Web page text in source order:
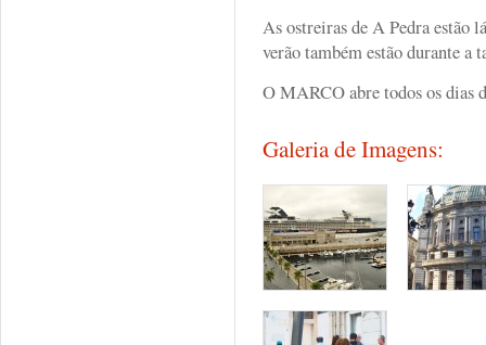
As ostreiras de A Pedra estão
verão também estão durante a
O MARCO abre todos os dias
Galeria de Imagens: